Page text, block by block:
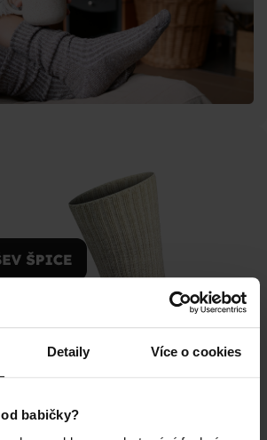
Detaily Více o cookies
babičky?